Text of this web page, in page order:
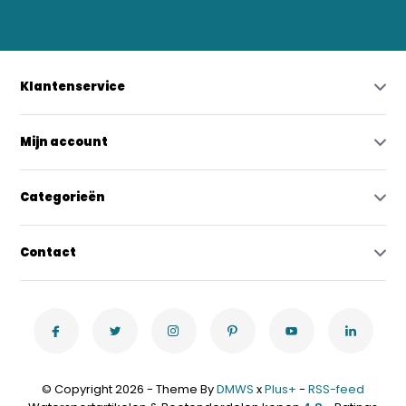
Klantenservice
Mijn account
Categorieën
Contact
© Copyright 2026 - Theme ByDMWS xPlus+ - RSS-feed